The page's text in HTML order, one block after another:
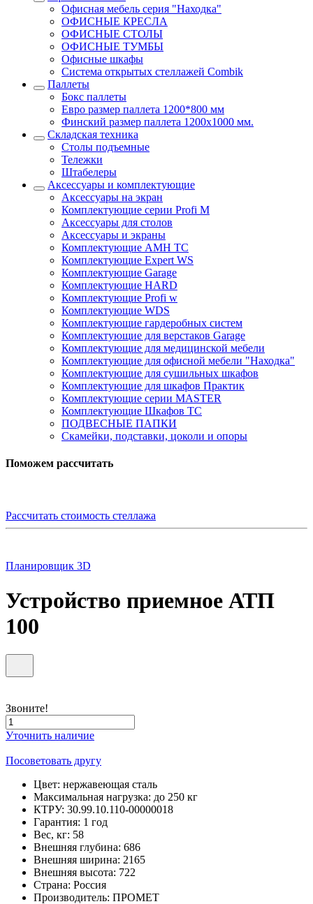
Офисная мебель серия "Находка"
ОФИСНЫЕ КРЕСЛА
ОФИСНЫЕ СТОЛЫ
ОФИСНЫЕ ТУМБЫ
Офисные шкафы
Система открытых стеллажей Combik
Паллеты
Бокс паллеты
Евро размер паллета 1200*800 мм
Финский размер паллета 1200х1000 мм.
Складская техника
Столы подъемные
Тележки
Штабелеры
Аксессуары и комплектующие
Аксессуары на экран
Комплектующие серии Profi M
Аксессуары для столов
Аксессуары и экраны
Комплектующие AMH TC
Комплектующие Expert WS
Комплектующие Garage
Комплектующие HARD
Комплектующие Profi w
Комплектующие WDS
Комплектующие гардеробных систем
Комплектующие для верстаков Garage
Комплектующие для медицинской мебели
Комплектующие для офисной мебели "Находка"
Комплектующие для сушильных шкафов
Комплектующие для шкафов Практик
Комплектующие серии MASTER
Комплектующие Шкафов ТС
ПОДВЕСНЫЕ ПАПКИ
Скамейки, подставки, цоколи и опоры
Поможем рассчитать
Рассчитать стоимость стеллажа
Планировщик 3D
Устройство приемное АТП
100
Звоните!
Уточнить наличие
Посоветовать другу
Цвет: нержавеющая сталь
Максимальная нагрузка: до 250 кг
КТРУ: 30.99.10.110-00000018
Гарантия: 1 год
Вес, кг: 58
Внешняя глубина: 686
Внешняя ширина: 2165
Внешняя высота: 722
Страна: Россия
Производитель: ПРОМЕТ